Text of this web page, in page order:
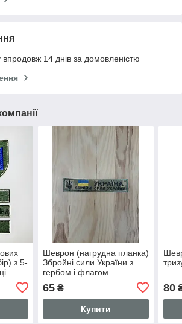
14 днів за домовленістю
з 5-
Шеврон (нагрудна планка)
Збройні сили України з
гербом і флагом
піксель на ліпучці
65₴
Купити
80